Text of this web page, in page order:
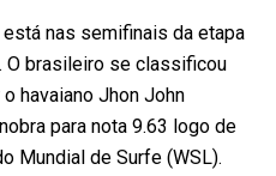
nas semifinais da etapa
O brasileiro se classificou
havaiano Jhon John
para nota 9.63 logo de
Mundial de Surfe (WSL).